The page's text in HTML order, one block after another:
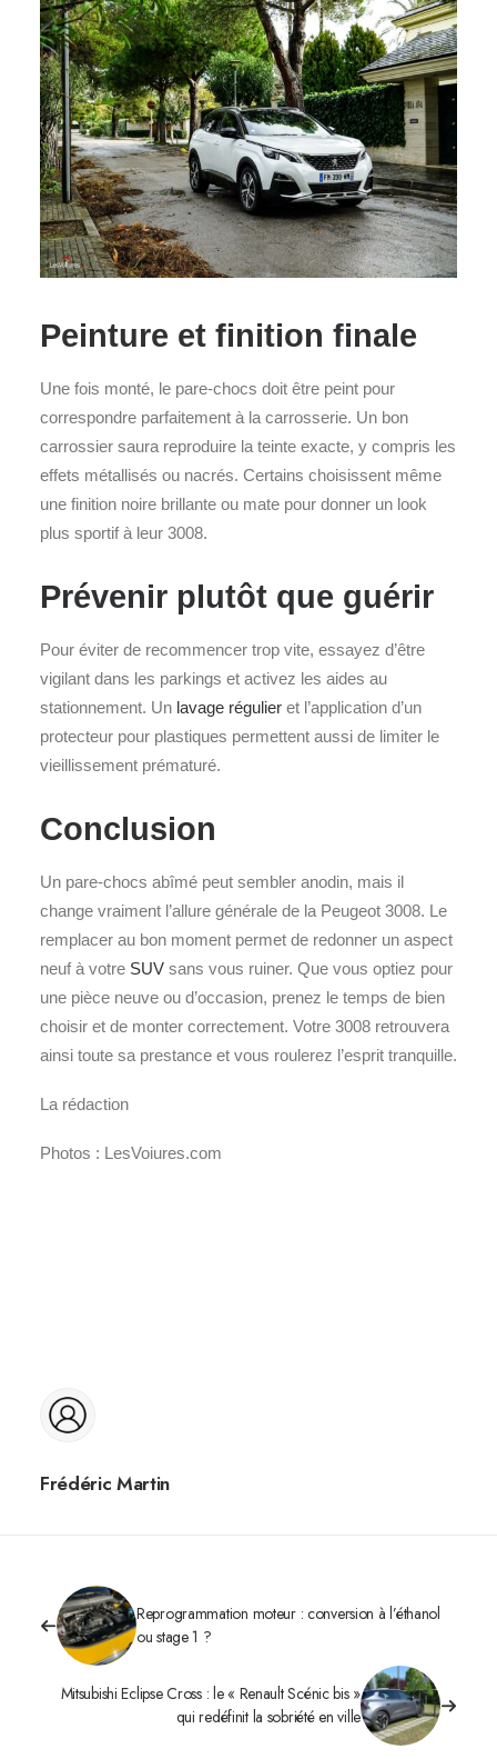
Peinture et finition finale
Une fois monté, le pare-chocs doit être peint pour
correspondre parfaitement à la carrosserie. Un bon
carrossier saura reproduire la teinte exacte, y compris les
effets métallisés ou nacrés. Certains choisissent même
une finition noire brillante ou mate pour donner un look
plus sportif à leur 3008.
Prévenir plutôt que guérir
Pour éviter de recommencer trop vite, essayez d’être
vigilant dans les parkings et activez les aides au
stationnement. Un lavage régulier et l’application d’un
protecteur pour plastiques permettent aussi de limiter le
vieillissement prématuré.
Conclusion
Un pare-chocs abîmé peut sembler anodin, mais il
change vraiment l’allure générale de la Peugeot 3008. Le
remplacer au bon moment permet de redonner un aspect
neuf à votre SUV sans vous ruiner. Que vous optiez pour
une pièce neuve ou d’occasion, prenez le temps de bien
choisir et de monter correctement. Votre 3008 retrouvera
ainsi toute sa prestance et vous roulerez l’esprit tranquille.
La rédaction
Photos : LesVoiures.com
Frédéric Martin
Reprogrammation moteur : conversion à l’éthanol
ou stage 1 ?
Mitsubishi Eclipse Cross : le « Renault Scénic bis »
qui redéfinit la sobriété en ville